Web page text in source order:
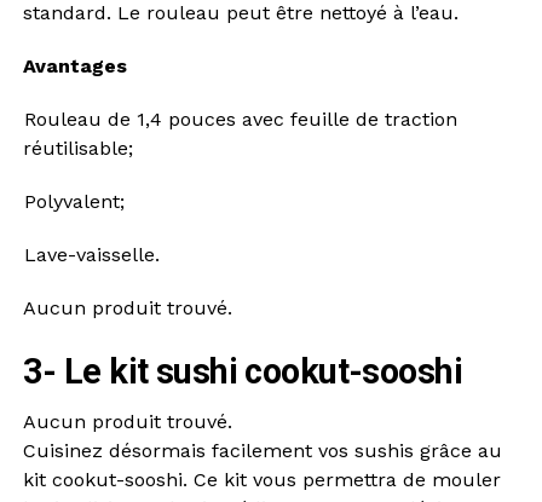
standard. Le rouleau peut être nettoyé à l’eau.
Avantages
Rouleau de 1,4 pouces avec feuille de traction
réutilisable;
Polyvalent;
Lave-vaisselle.
Aucun produit trouvé.
3- Le kit sushi cookut-sooshi
Aucun produit trouvé.
Cuisinez désormais facilement vos sushis grâce au
kit cookut-sooshi. Ce kit vous permettra de mouler